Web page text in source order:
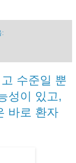
:
수준일 뿐
성이 있고,
바로 환자